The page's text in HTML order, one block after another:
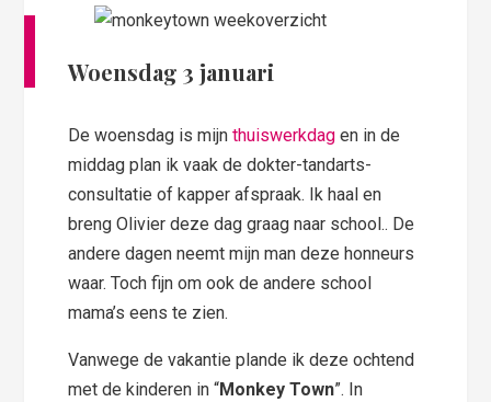
Woensdag 3 januari
De woensdag is mijnthuiswerkdag en in de
middag plan ik vaak de dokter-tandarts-
consultatie of kapper afspraak. Ik haal en
breng Olivier deze dag graag naar school.. De
andere dagen neemt mijn man deze honneurs
waar. Toch fijn om ook de andere school
mama’s eens te zien.
Vanwege de vakantie plande ik deze ochtend
met de kinderen in “Monkey Town”. In